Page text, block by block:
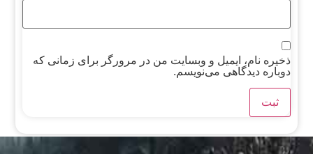
ذخیره نام، ایمیل و وبسایت من در مرورگر برای زمانی که
دوباره دیدگاهی می‌نویسم.